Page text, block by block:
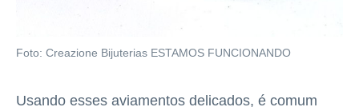
Foto: Creazione Bijuterias ESTAMOS FUNCIONANDO
Usando esses aviamentos delicados, é comum